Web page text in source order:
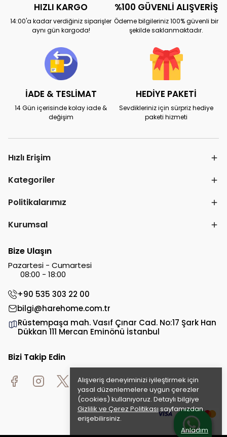
Alışveriş deneyiminizi iyileştirmek için
yasal düzenlemelere uygun çerezler
(cookies) kullanıyoruz. Detaylı bilgiye
Gizlilik ve Çerez Politikası sayfamızdan
erişebilirsiniz.
Anladım
HIZLI KARGO
14:00'a kadar verdiğiniz siparişler
aynı gün kargoda!
%100 GÜVENLİ ALIŞVERİŞ
Ödeme bilgileriniz 100% güvenli bir
şekilde saklanmaktadır.
İADE & TESLİMAT
14 Gün içerisinde kolay iade &
değişim
HEDİYE PAKETİ
Sevdikleriniz için sürpriz hediye
paketi hizmeti
Hızlı Erişim
Kategoriler
Politikalarımız
Kurumsal
Bize Ulaşın
Pazartesi - Cumartesi
08:00 - 18:00
+90 535 303 22 00
bilgi@harehome.com.tr
Rüstempaşa mah. Vasıf Çınar Cad. No:17 Şark Han
Dükkan 111 Mercan Eminönü İstanbul
Bizi Takip Edin